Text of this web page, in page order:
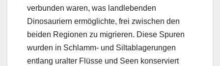
verbunden waren, was landlebenden
Dinosauriern ermöglichte, frei zwischen den
beiden Regionen zu migrieren. Diese Spuren
wurden in Schlamm- und Siltablagerungen
entlang uralter Flüsse und Seen konserviert